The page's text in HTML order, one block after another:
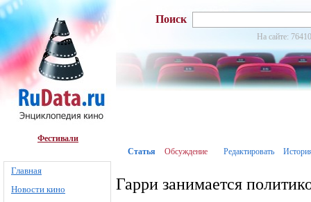
Фестивали
Главная
Новости кино
Поиск
На сайте:
Статья Обсуждение Редактировать
Гарри занимается